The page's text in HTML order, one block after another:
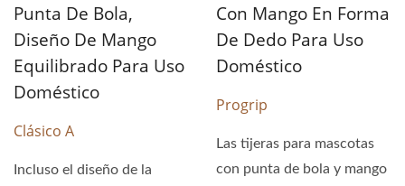
Punta De Bola,
Diseño De Mango
Equilibrado Para Uso
Doméstico
Clásico A
Incluso el diseño de la
Con Mango En Forma
De Dedo Para Uso
Doméstico
Progrip
Las tijeras para mascotas
con punta de bola y mango